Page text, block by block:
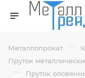
Металлопрокат —
Пруток
— Пруток